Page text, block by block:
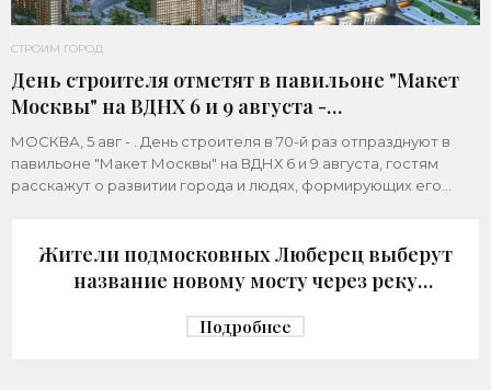
СТРОИМ ГОРОД
День строителя отметят в павильоне "Макет
Москвы" на ВДНХ 6 и 9 августа -
«Строительство»
МОСКВА, 5 авг - . День строителя в 70-й раз отпразднуют в
павильоне "Макет Москвы" на ВДНХ 6 и 9 августа, гостям
расскажут о развитии города и людях, формирующих его
Жители подмосковных Люберец выберут
название новому мосту через реку
Подробнее